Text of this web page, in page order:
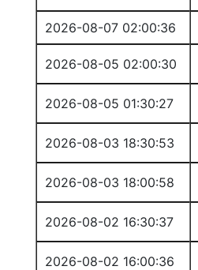
2026-08-07 02:00:36
2026-08-05 02:00:30
2026-08-05 01:30:27
2026-08-03 18:30:53
2026-08-03 18:00:58
2026-08-02 16:30:37
2026-08-02 16:00:36